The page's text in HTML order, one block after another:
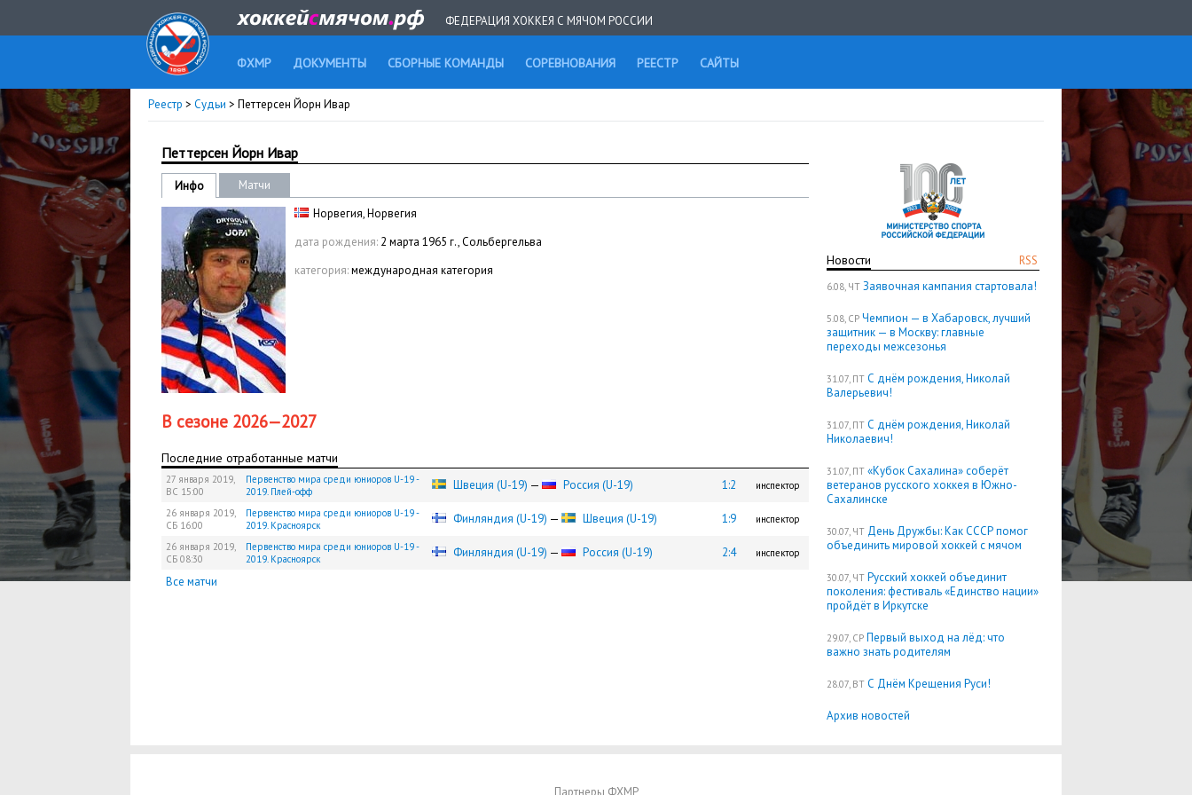
ФЕДЕРАЦИЯ ХОККЕЯ С МЯЧОМ РОССИИ
ФХМР ДОКУМЕНТЫ СБОРНЫЕ КОМАНДЫ СОРЕВНОВАНИЯ РЕЕСТР САЙТЫ
Реестр > Судьи > Петтерсен Йорн Ивар
RSS
Новости
6.08, ЧТ Заявочная кампания стартовала!
5.08, СР Чемпион — в Хабаровск, лучший
защитник — в Москву: главные
переходы межсезонья
31.07, ПТ С днём рождения, Николай
Валерьевич!
31.07, ПТ С днём рождения, Николай
Николаевич!
31.07, ПТ «Кубок Сахалина» соберёт
ветеранов русского хоккея в Южно-
Сахалинске
30.07, ЧТ День Дружбы: Как СССР помог
объединить мировой хоккей с мячом
30.07, ЧТ Русский хоккей объединит
поколения: фестиваль «Единство нации»
пройдёт в Иркутске
29.07, СР Первый выход на лёд: что
важно знать родителям
28.07, ВТ С Днём Крещения Руси!
Архив новостей
Петтерсен Йорн Ивар
Инфо
Матчи
Норвегия, Норвегия
дата рождения: 2 марта 1965 г., Сольбергельва
категория:международная категория
В сезоне 2026—2027
Последние отработанные матчи
27 января 2019,
ВС 15:00
Первенство мира среди юниоров U-19 -
2019. Плей-офф
Швеция (U-19) — Россия (U-19) 1:2 инспектор
26 января 2019,
СБ 16:00
Первенство мира среди юниоров U-19 -
2019. Красноярск
Финляндия (U-19) — Швеция (U-19) 1:9 инспектор
26 января 2019,
СБ 08:30
Первенство мира среди юниоров U-19 -
2019. Красноярск
Финляндия (U-19) — Россия (U-19) 2:4 инспектор
Все матчи
Партнеры ФХМР